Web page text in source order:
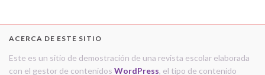
ACERCA DE ESTE SITIO
Este es un sitio de demostración de una revista escolar elaborada
con el gestor de contenidos WordPress, el tipo de contenido